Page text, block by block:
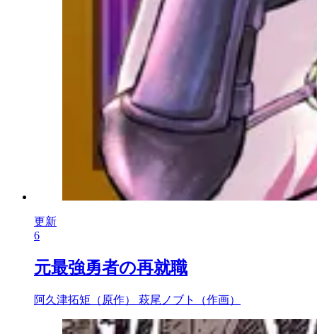
更新
6
元最強勇者の再就職
阿久津拓矩（原作） 萩尾ノブト（作画）